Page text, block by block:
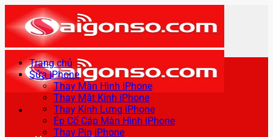
qua
nội
dung
Trang chủ
Sửa iPhone
Thay Màn Hình iPhone
Thay Mặt Kính iPhone
Thay Kính Lưng iPhone
Ép Cổ Cáp Màn Hình iPhone
Thay Pin iPhone